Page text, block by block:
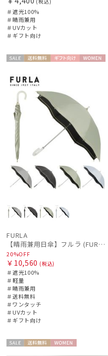
入荷状況
＃遮光100%
＃晴雨兼用
＃UVカット
＃ギフト向け
ル
料
FURLA
【晴雨兼用日傘】フルラ (FURLA) ジッパー刺繍 遮光100 UV100 ジャンプ
20%OFF
￥10,560 (税込)
＃遮光100%
＃軽量
＃晴雨兼用
＃送料無料
＃ワンタッチ
＃UVカット
＃ギフト向け